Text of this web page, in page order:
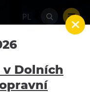
PL
–
v Dolních